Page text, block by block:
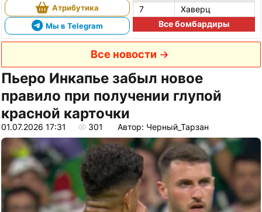
Атрибутика
Мы в Telegram
7
Хаверц
Все бомбардиры
Все новости
Пьеро Инкапье забыл новое
правило при получении глупой
красной карточки
01.07.2026 17:31 301 Автор: Черный_Тарзан